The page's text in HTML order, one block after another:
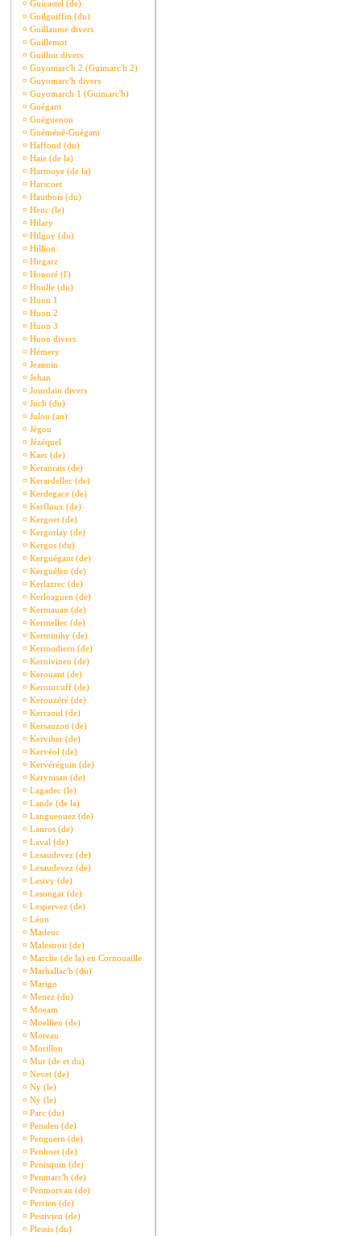
¤ Guicastel (de)
¤ Guilguiffin (du)
¤ Guillaume divers
¤ Guillemot
¤ Guillou divers
¤ Guyomarc'h 2 (Guimarc'h 2)
¤ Guyomarc'h divers
¤ Guyomarch 1 (Guimarc'h)
¤ Guégant
¤ Guéguenou
¤ Guéméné-Guégant
¤ Haffond (du)
¤ Haie (de la)
¤ Harmoye (de la)
¤ Harscoet
¤ Hautbois (du)
¤ Heuc (le)
¤ Hilary
¤ Hilguy (du)
¤ Hillion
¤ Hirgarz
¤ Honoré (l')
¤ Houlle (du)
¤ Huon 1
¤ Huon 2
¤ Huon 3
¤ Huon divers
¤ Hémery
¤ Jeannin
¤ Jehan
¤ Jourdain divers
¤ Juch (du)
¤ Julou (an)
¤ Jégou
¤ Jézéquel
¤ Kaer (de)
¤ Keranrais (de)
¤ Kerardellec (de)
¤ Kerdegace (de)
¤ Kerfloux (de)
¤ Kergoet (de)
¤ Kergorlay (de)
¤ Kergos (du)
¤ Kerguégant (de)
¤ Kerguélen (de)
¤ Kerlazrec (de)
¤ Kerloaguen (de)
¤ Kermauan (de)
¤ Kermellec (de)
¤ Kerminihy (de)
¤ Kermodiern (de)
¤ Kernivinen (de)
¤ Kerouant (de)
¤ Kerourcuff (de)
¤ Kerouzéré (de)
¤ Kerraoul (de)
¤ Kersauzon (de)
¤ Kerviher (de)
¤ Kervéol (de)
¤ Kervéréguin (de)
¤ Kerynisan (de)
¤ Lagadec (le)
¤ Lande (de la)
¤ Langueouez (de)
¤ Lanros (de)
¤ Laval (de)
¤ Lesaudevez (de)
¤ Lesaudevez (de)
¤ Lesivy (de)
¤ Lesongar (de)
¤ Lespervez (de)
¤ Léon
¤ Madeuc
¤ Malestroit (de)
¤ Marche (de la) en Cornouaille
¤ Marhallac'h (du)
¤ Marigo
¤ Menez (du)
¤ Moeam
¤ Moellien (de)
¤ Moreau
¤ Morillon
¤ Mur (de et du)
¤ Nevet (de)
¤ Ny (le)
¤ Ny (le)
¤ Parc (du)
¤ Penalen (de)
¤ Penguern (de)
¤ Penhoet (de)
¤ Penisquin (de)
¤ Penmarc'h (de)
¤ Penmorvan (de)
¤ Perrien (de)
¤ Pestivien (de)
¤ Plessis (du)